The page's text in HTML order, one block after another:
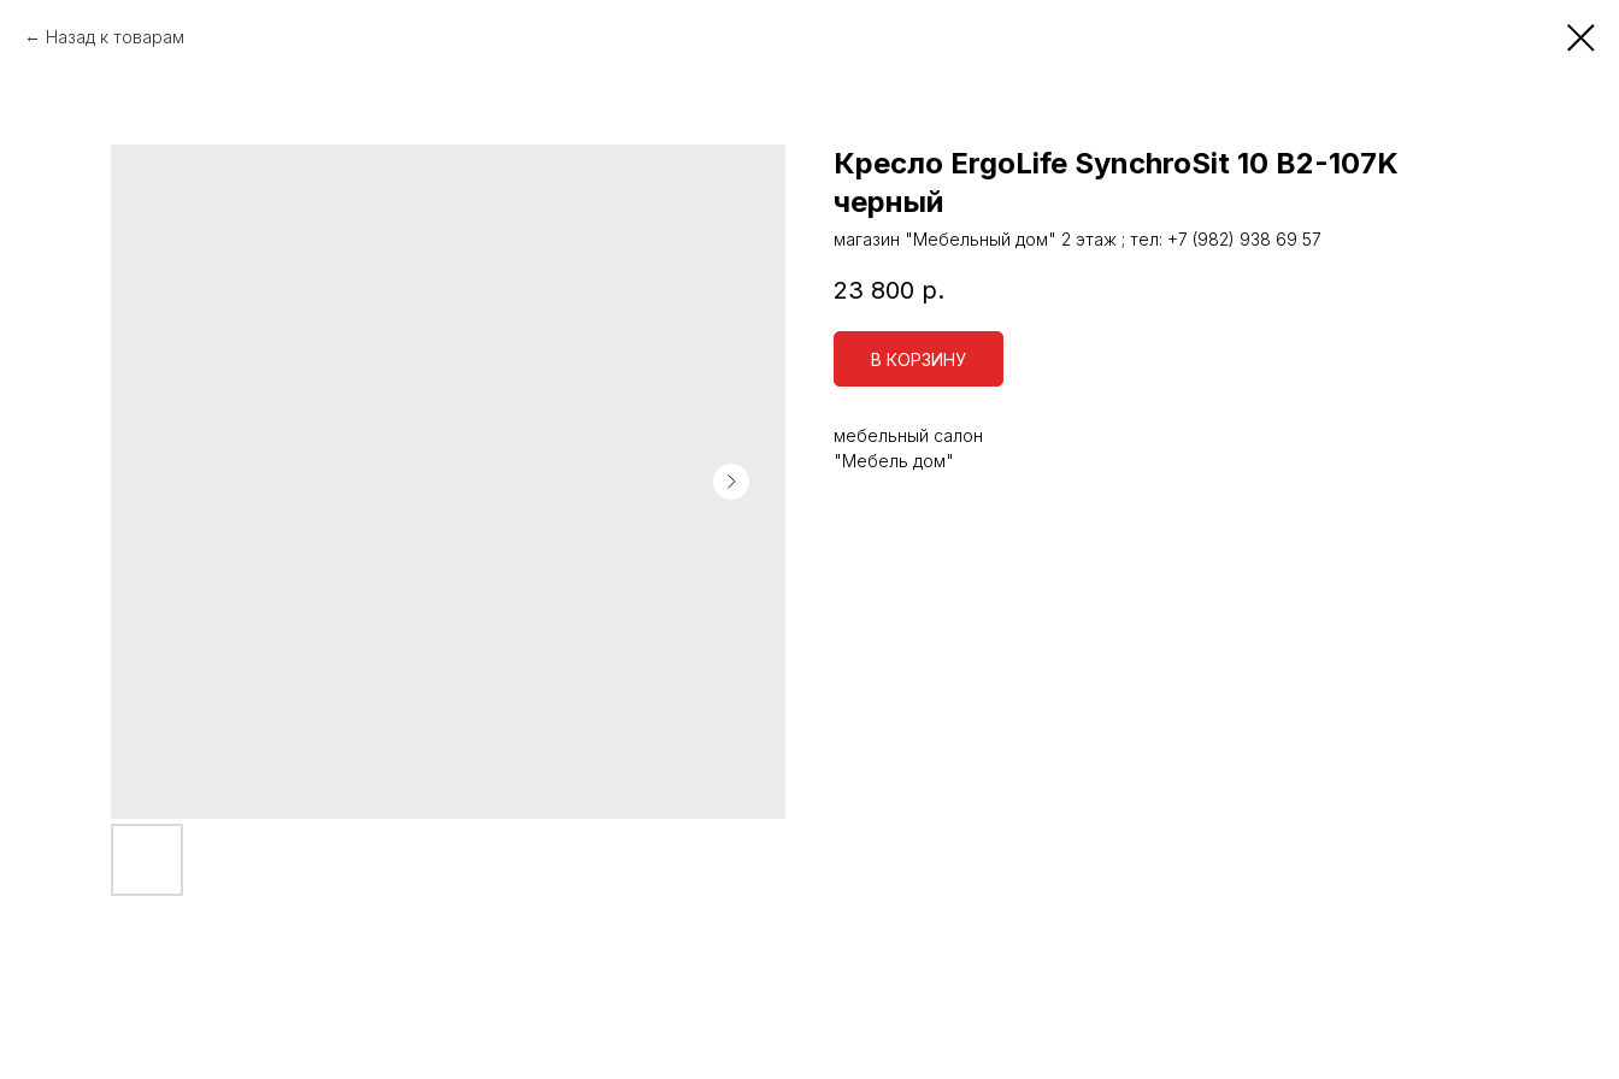
Назад к товарам
Кресло ErgoLife SynchroSit 10 B2-107K
черный
магазин "Мебельный дом" 2 этаж ; тел: +7 (982) 938 69 57
23 800 р.
В КОРЗИНУ
мебельный салон
"Мебель дом"